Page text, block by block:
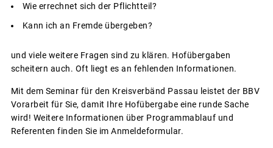
Wie errechnet sich der Pflichtteil?
Kann ich an Fremde übergeben?
und viele weitere Fragen sind zu klären. Hofübergaben
scheitern auch. Oft liegt es an fehlenden Informationen.
Mit dem Seminar für den Kreisverbänd Passau leistet der BBV
Vorarbeit für Sie, damit Ihre Hofübergabe eine runde Sache
wird! Weitere Informationen über Programmablauf und
Referenten finden Sie im Anmeldeformular.